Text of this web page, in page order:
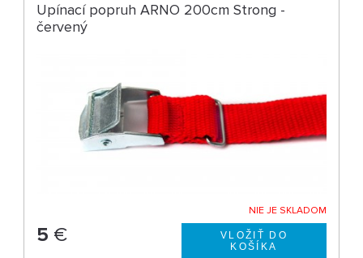
Upínací popruh ARNO 200cm Strong -
červený
NIE JE SKLADOM
5 €